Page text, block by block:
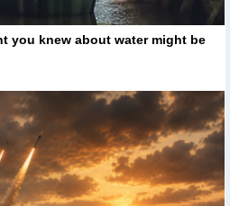
you knew about water might be